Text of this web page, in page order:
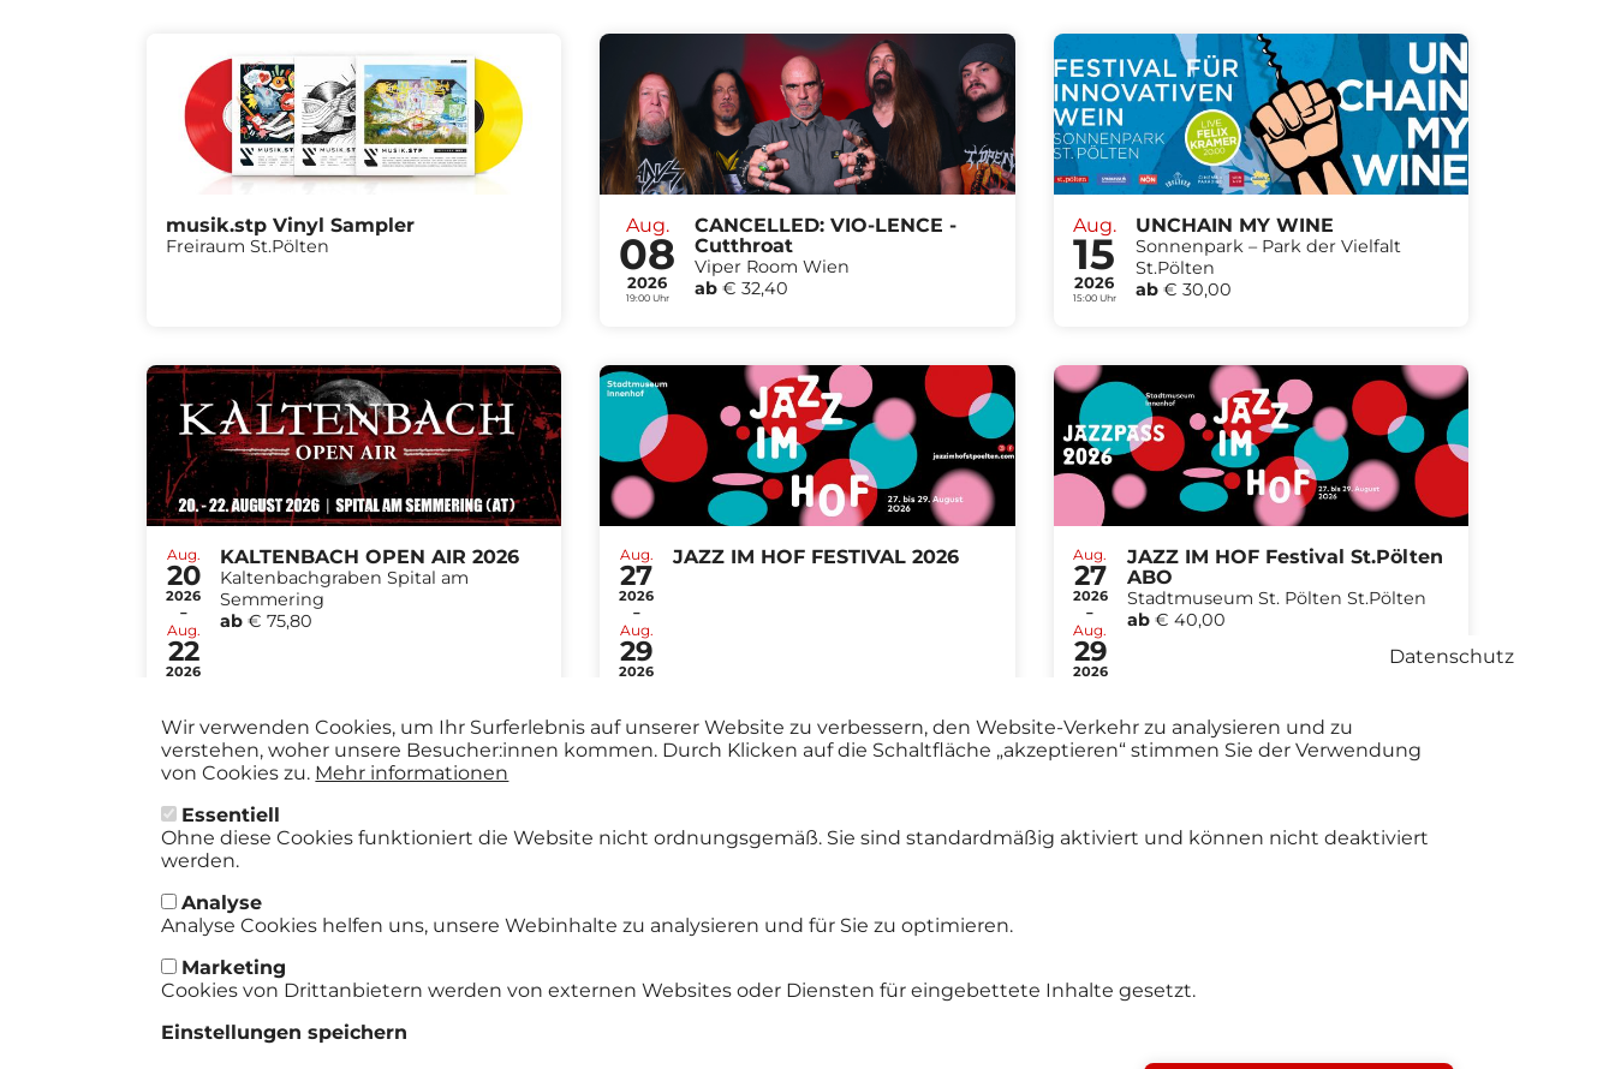
musik.stp Vinyl Sampler
Freiraum St.Pölten
Aug.
08
2026
19:00 Uhr
CANCELLED: VIO-LENCE -
Cutthroat
Viper Room Wien
ab € 32,40
Aug.
15
2026
15:00 Uhr
UNCHAIN MY WINE
Sonnenpark – Park der Vielfalt
St.Pölten
ab€ 30,00
Aug.
20
2026
-
Aug.
22
2026
KALTENBACH OPEN AIR 2026
Kaltenbachgraben Spital am
Semmering
ab € 75,80
Aug.
27
2026
-
Aug.
29
2026
JAZZ IM HOF FESTIVAL 2026 Aug.
27
2026
-
Aug.
29
2026
JAZZ IM HOF Festival St.Pölten
ABO
Stadtmuseum St. Pölten St.Pölten
ab€ 40,00
Datenschutz
Wir verwenden Cookies, um Ihr Surferlebnis auf unserer Website zu verbessern, den Website-Verkehr zu analysieren und zu
verstehen, woher unsere Besucher:innen kommen. Durch Klicken auf die Schaltfläche „akzeptieren“ stimmen Sie der Verwendung
von Cookies zu. Mehr informationen
Essentiell
Ohne diese Cookies funktioniert die Website nicht ordnungsgemäß. Sie sind standardmäßig aktiviert und können nicht deaktiviert
werden.
Analyse
Analyse Cookies helfen uns, unsere Webinhalte zu analysieren und für Sie zu optimieren.
Marketing
Cookies von Drittanbietern werden von externen Websites oder Diensten für eingebettete Inhalte gesetzt.
Einstellungen speichern